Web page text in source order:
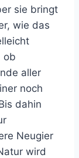
sie bringt
wie das
ob
aller
noch
dahin
Neugier
wird